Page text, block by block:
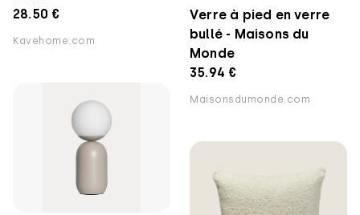
28.50 €
Kavehome.com
Verre à pied en verre
bullé - Maisons du
Monde
35.94 €
Maisonsdumonde.com